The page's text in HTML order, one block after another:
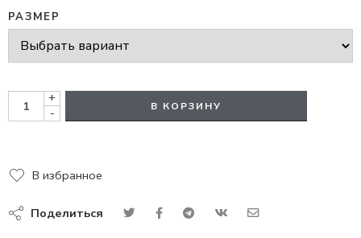
РАЗМЕР
+
-
В КОРЗИНУ
В избранное
Поделиться